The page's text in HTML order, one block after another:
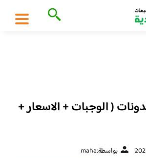
( الوجبات + الاسعار +
بواسطة:maha